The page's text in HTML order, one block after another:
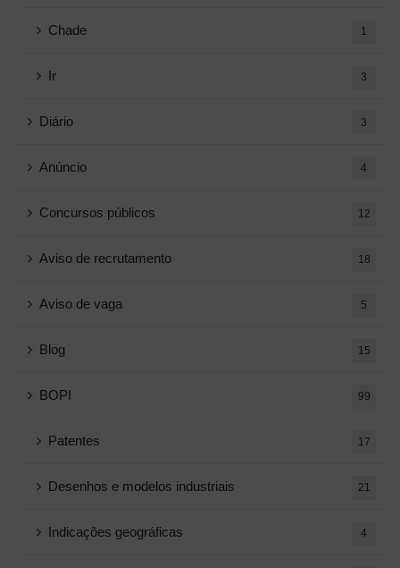
Chade 1
Ir 3
Diário 3
Anúncio 4
Concursos públicos 12
Aviso de recrutamento 18
Aviso de vaga 5
Blog 15
BOPI 99
Patentes 17
Desenhos e modelos industriais 21
Indicações geográficas 4